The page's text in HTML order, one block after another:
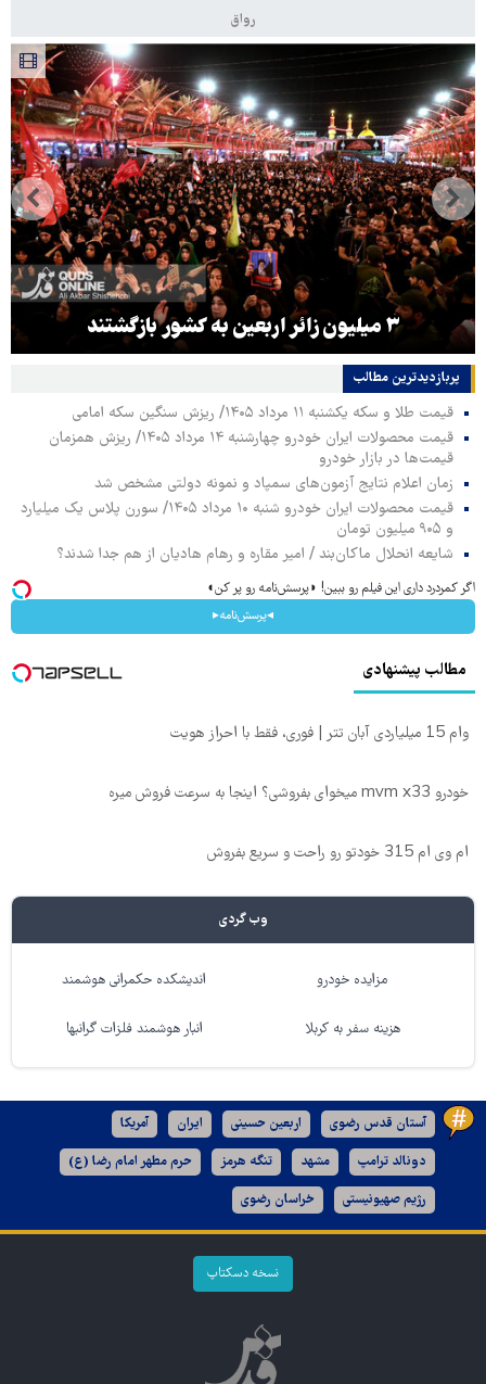
رواق
۳ میلیون زائر اربعین به کشور بازگشتند
پربازدیدترین‌ مطالب
قیمت طلا و سکه یکشنبه ۱۱ مرداد ۱۴۰۵/ ریزش سنگین سکه امامی
قیمت محصولات ایران خودرو چهارشنبه ۱۴ مرداد ۱۴۰۵/ ریزش همزمان
قیمت‌ها در بازار خودرو
زمان اعلام نتایج آزمون‌های سمپاد و نمونه دولتی مشخص شد
قیمت محصولات ایران خودرو شنبه ۱۰ مرداد ۱۴۰۵/ سورن پلاس یک میلیارد
و ۹۰۵ میلیون تومان
شایعه انحلال ماکان‌بند / امیر مقاره و رهام هادیان از هم جدا شدند؟
اگر کمردرد داری این فیلم رو ببین! ◗پرسش‌نامه رو پر کن◖
◂پرسش‌نامه▸
مطالب پیشنهادی
وام 15 میلیاردی آبان تتر | فوری، فقط با احراز هویت
خودرو mvm x33 میخوای بفروشی؟ اینجا به سرعت فروش میره
ام وی ام 315 خودتو رو راحت و سریع بفروش
وب گردی
مزایده خودرو اندیشکده حکمرانی هوشمند
هزینه سفر به کربلا انبار هوشمند فلزات گرانبها
آستان قدس رضوی اربعین حسینی ایران آمریکا
دونالد ترامپ مشهد تنگه هرمز حرم مطهر امام رضا (ع)
رژیم صهیونیستی خراسان رضوی
نسخه دسکتاپ